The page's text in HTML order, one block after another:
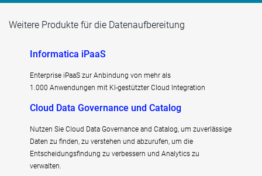
Weitere Produkte für die Datenaufbereitung
Informatica iPaaS
Enterprise iPaaS zur Anbindung von mehr als
1.000 Anwendungen mit KI-gestützter Cloud Integration
Cloud Data Governance und Catalog
Nutzen Sie Cloud Data Governance and Catalog, um zuverlässige
Daten zu finden, zu verstehen und abzurufen, um die
Entscheidungsfindung zu verbessern und Analytics zu
verwalten.